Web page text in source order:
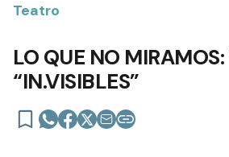
Teatro
LO QUE NO
“IN.VISIBLES”